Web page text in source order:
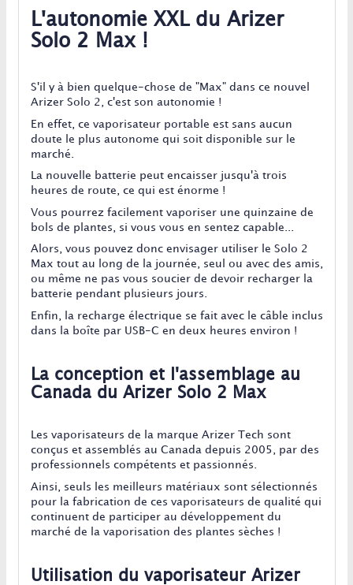
L'autonomie XXL du Arizer
Solo 2 Max !
S'il y à bien quelque-chose de "Max" dans ce nouvel
Arizer Solo 2, c'est son autonomie !
En effet, ce vaporisateur portable est sans aucun
doute le plus autonome qui soit disponible sur le
marché.
La nouvelle batterie peut encaisser jusqu'à trois
heures de route, ce qui est énorme !
Vous pourrez facilement vaporiser une quinzaine de
bols de plantes, si vous vous en sentez capable...
Alors, vous pouvez donc envisager utiliser le Solo 2
Max tout au long de la journée, seul ou avec des amis,
ou même ne pas vous soucier de devoir recharger la
batterie pendant plusieurs jours.
Enfin, la recharge électrique se fait avec le câble inclus
dans la boîte par USB-C en deux heures environ !
La conception et l'assemblage au
Canada du Arizer Solo 2 Max
Les vaporisateurs de la marque Arizer Tech sont
conçus et assemblés au Canada depuis 2005, par des
professionnels compétents et passionnés.
Ainsi, seuls les meilleurs matériaux sont sélectionnés
pour la fabrication de ces vaporisateurs de qualité qui
continuent de participer au développement du
marché de la vaporisation des plantes sèches !
Utilisation du vaporisateur Arizer